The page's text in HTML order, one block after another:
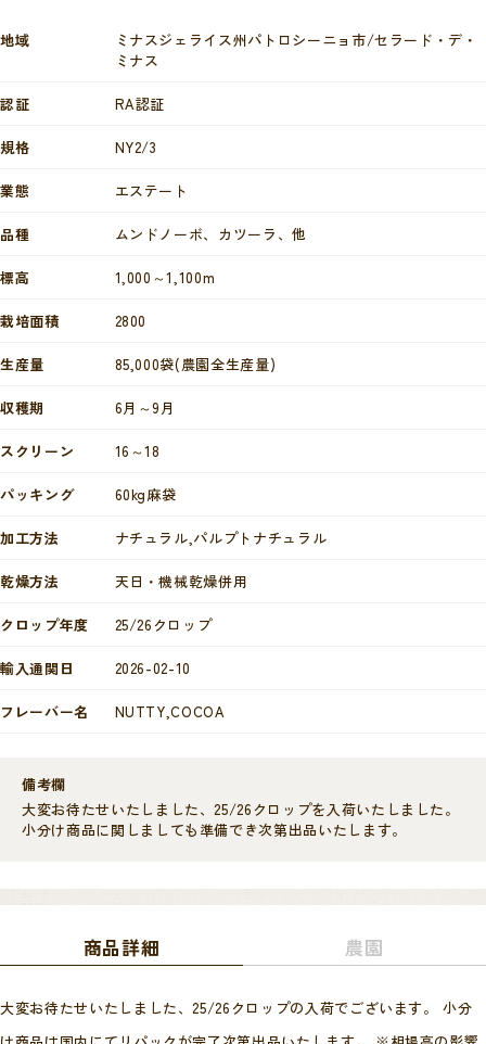
地域
ミナスジェライス州パトロシーニョ市/セラード・デ・
ミナス
認証 RA認証
規格 NY2/3
業態 エステート
品種 ムンドノーボ、カツーラ、他
標高 1,000～1,100m
栽培面積 2800
生産量 85,000袋(農園全生産量)
収穫期 6月～9月
スクリーン 16～18
パッキング 60kg麻袋
加工方法 ナチュラル,パルプトナチュラル
乾燥方法 天日・機械乾燥併用
クロップ年度 25/26クロップ
輸入通関日 2026-02-10
フレーバー名 NUTTY,COCOA
備考欄
大変お待たせいたしました、25/26クロップを入荷いたしました。
小分け商品に関しましても準備でき次第出品いたします。
商品詳細 農園
大変お待たせいたしました、25/26クロップの入荷でございます。 小分